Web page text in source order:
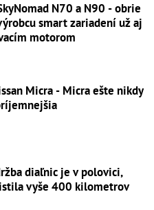
N70 a N90 - obrie
smart zariadení už aj
motorom
Micra - Micra ešte nikdy
diaľnic je v polovici,
vyše 400 kilometrov